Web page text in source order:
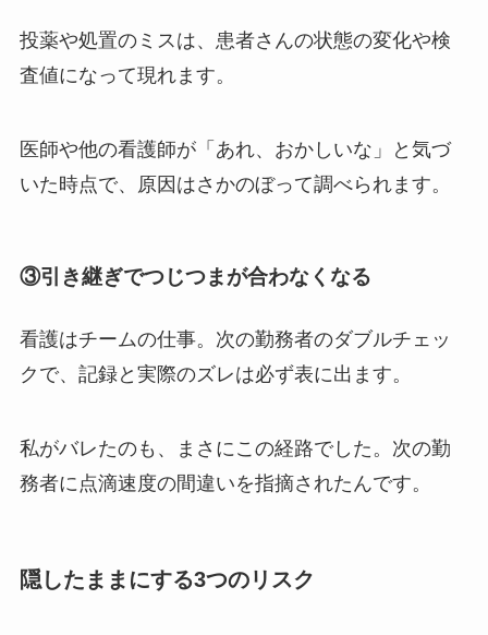
投薬や処置のミスは、患者さんの状態の変化や検
査値になって現れます。
医師や他の看護師が「あれ、おかしいな」と気づ
いた時点で、原因はさかのぼって調べられます。
③引き継ぎでつじつまが合わなくなる
看護はチームの仕事。次の勤務者のダブルチェッ
クで、記録と実際のズレは必ず表に出ます。
私がバレたのも、まさにこの経路でした。次の勤
務者に点滴速度の間違いを指摘されたんです。
隠したままにする3つのリスク